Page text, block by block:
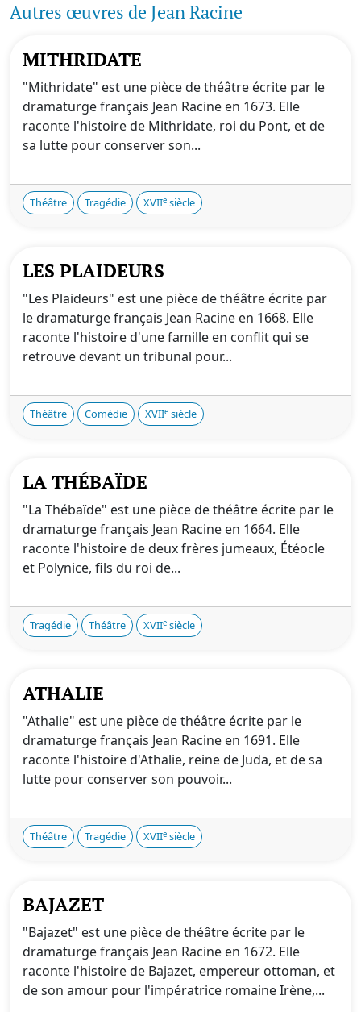
Autres œuvres de Jean Racine
MITHRIDATE
"Mithridate" est une pièce de théâtre écrite par le
dramaturge français Jean Racine en 1673. Elle
raconte l'histoire de Mithridate, roi du Pont, et de
sa lutte pour conserver son...
Théâtre Tragédie XVIIe siècle
LES PLAIDEURS
"Les Plaideurs" est une pièce de théâtre écrite par
le dramaturge français Jean Racine en 1668. Elle
raconte l'histoire d'une famille en conflit qui se
retrouve devant un tribunal pour...
Théâtre Comédie XVIIe siècle
LA THÉBAÏDE
"La Thébaïde" est une pièce de théâtre écrite par le
dramaturge français Jean Racine en 1664. Elle
raconte l'histoire de deux frères jumeaux, Étéocle
et Polynice, fils du roi de...
Tragédie Théâtre XVIIe siècle
ATHALIE
"Athalie" est une pièce de théâtre écrite par le
dramaturge français Jean Racine en 1691. Elle
raconte l'histoire d'Athalie, reine de Juda, et de sa
lutte pour conserver son pouvoir...
Théâtre Tragédie XVIIe siècle
BAJAZET
"Bajazet" est une pièce de théâtre écrite par le
dramaturge français Jean Racine en 1672. Elle
raconte l'histoire de Bajazet, empereur ottoman, et
de son amour pour l'impératrice romaine Irène,...